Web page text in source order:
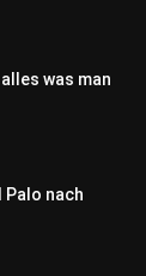
was man
Palo nach